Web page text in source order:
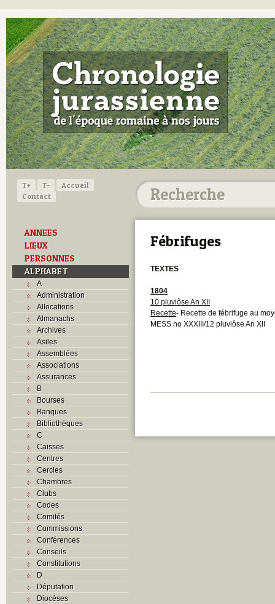
T+ T-
Accueil
Contact
ANNEES
LIEUX
PERSONNES
ALPHABET
A
Administration
Allocations
Almanachs
Archives
Asiles
Assemblées
Associations
Assurances
B
Bourses
Banques
Bibliothèques
C
Caisses
Centres
Cercles
Chambres
Clubs
Codes
Comités
Commissions
Conférences
Conseils
Constitutions
D
Députation
Diocèses
Fébrifuges
TEXTES
1804
10 pluviôse An XII
Recette- Recette de fébrifuge au
MESS no XXXIII/12 pluviôse An XII